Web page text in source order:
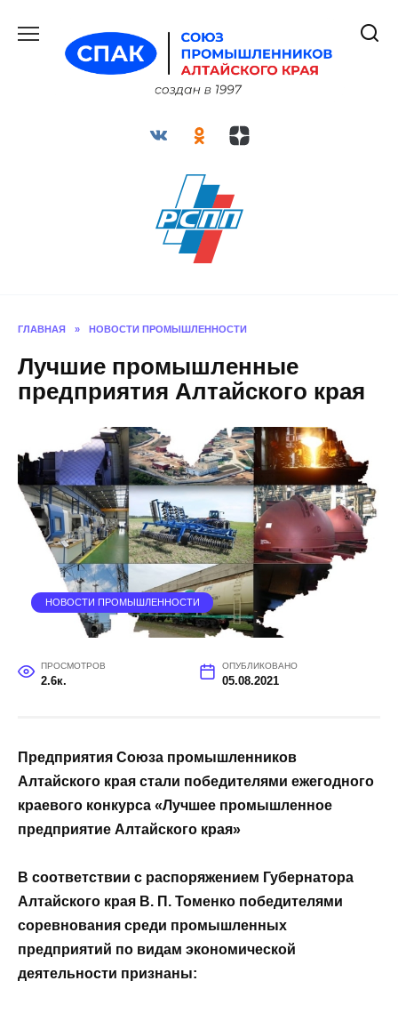
содержанию
ГЛАВНАЯ » НОВОСТИ ПРОМЫШЛЕННОСТИ
Лучшие промышленные
предприятия Алтайского края
НОВОСТИ ПРОМЫШЛЕННОСТИ
ПРОСМОТРОВ
2.6к.
ОПУБЛИКОВАНО
05.08.2021
Предприятия Союза промышленников
Алтайского края стали победителями ежегодного
краевого конкурса «Лучшее промышленное
предприятие Алтайского края»
В соответствии с распоряжением Губернатора
Алтайского края В. П. Томенко победителями
соревнования среди промышленных
предприятий по видам экономической
деятельности признаны: